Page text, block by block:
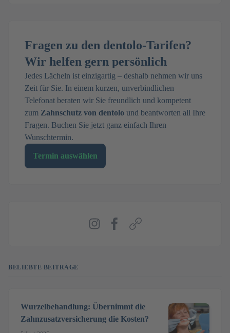
Fragen zu den dentolo-Tarifen?
Wir helfen gern persönlich
Jedes Lächeln ist einzigartig – deshalb nehmen wir uns
Zeit für Sie. In einem kurzen, unverbindlichen
Telefonat beraten wir Sie freundlich und kompetent
zum Zahnschutz von dentolo und beantworten all Ihre
Fragen. Buchen Sie jetzt ganz einfach Ihren
Wunschtermin.
Termin auswählen
BELIEBTE BEITRÄGE
Wurzelbehandlung: Übernimmt die
Zahnzusatzversicherung die Kosten?